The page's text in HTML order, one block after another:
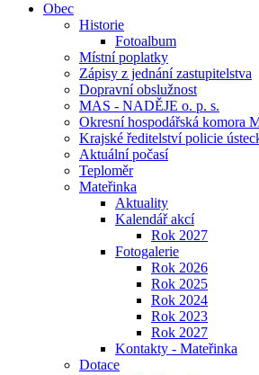
Obec
Historie
Fotoalbum
Místní poplatky
Zápisy z jednání zastupitelstva
Dopravní obslužnost
MAS - NADĚJE o. p. s.
Okresní hospodářská komora
Krajské ředitelství policie
Aktuální počasí
Teploměr
Mateřinka
Aktuality
Kalendář akcí
Rok 2027
Fotogalerie
Rok 2026
Rok 2025
Rok 2024
Rok 2023
Rok 2027
Kontakty - Mateřinka
Dotace